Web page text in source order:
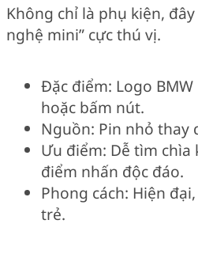
Không chỉ là phụ kiện,
nghệ mini” cực thú vị.
Đặc điểm: Logo
hoặc bấm nút.
Nguồn: Pin nhỏ thay
Ưu điểm: Dễ tìm
điểm nhấn độc đáo.
Phong cách: Hiện
trẻ.